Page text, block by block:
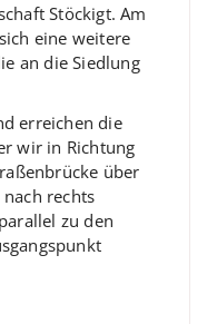
Stöckigt. Am
eine weitere
an die Siedlung
erreichen die
wir in Richtung
über
rechts
zu den